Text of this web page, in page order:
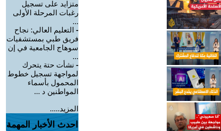
متزايد على تسجيل
رغبات المرحلة الأولى
...
- التعليم العالي: نجاح
فريق طبي بمستشفيات
سوهاج الجامعية في إن
...
- نشأت حتة يتحرك
لمواجهة تسجيل خطوط
المحمول بأسماء
المواطنين د ...
المزيد.....
احدث الأخبار المهمة